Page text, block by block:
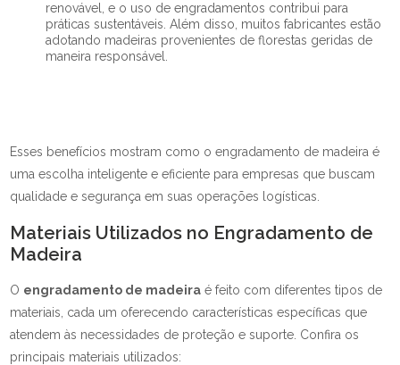
renovável, e o uso de engradamentos contribui para
práticas sustentáveis. Além disso, muitos fabricantes estão
adotando madeiras provenientes de florestas geridas de
maneira responsável.
Esses benefícios mostram como o engradamento de madeira é
uma escolha inteligente e eficiente para empresas que buscam
qualidade e segurança em suas operações logísticas.
Materiais Utilizados no Engradamento de
Madeira
O engradamento de madeira é feito com diferentes tipos de
materiais, cada um oferecendo características específicas que
atendem às necessidades de proteção e suporte. Confira os
principais materiais utilizados: